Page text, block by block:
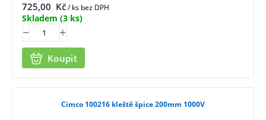
725,00 Kč/ ks bez DPH
Skladem (3 ks)
Koupit
Cimco 100216 kleště špice 200mm 1000V